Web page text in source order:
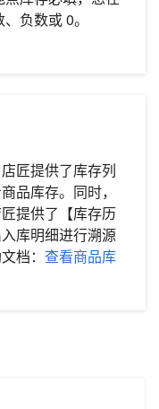
负数或 0。
匠提供了库存列
品库存。同时，
提供了【库存历
库明细进行溯源
档： 查看商品库